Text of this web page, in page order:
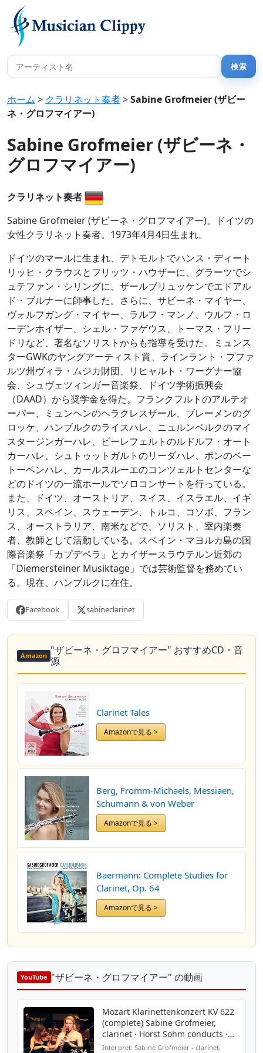
ホーム > クラリネット奏者>Sabine Grofmeier (ザビー
ネ・グロフマイアー)
Sabine Grofmeier (ザビーネ・
グロフマイアー)
クラリネット奏者
Sabine Grofmeier (ザビーネ・グロフマイアー)。ドイツの
女性クラリネット奏者。1973年4月4日生まれ。
ドイツのマールに生まれ、デトモルトでハンス・ディート
リッヒ・クラウスとフリッツ・ハウザーに、グラーツでシ
ュテファン・シリングに、ザールブリュッケンでエドアル
ド・ブルナーに師事した。さらに、サビーネ・マイヤー、
ヴォルフガング・マイヤー、ラルフ・マンノ、ウルフ・ロ
ーデンホイザー、シェル・ファゲウス、トーマス・フリー
ドリなど、著名なソリストからも指導を受けた。ミュンス
ターGWKのヤングアーティスト賞、ラインラント・プファ
ルツ州ヴィラ・ムジカ財団、リヒャルト・ワーグナー協
会、シュヴェツィンガー音楽祭、ドイツ学術振興会
（DAAD）から奨学金を得た。フランクフルトのアルテオ
ーパー、ミュンヘンのヘラクレスザール、ブレーメンのグ
ロッケ、ハンブルクのライスハレ、ニュルンベルクのマイ
スタージンガーハレ、ビーレフェルトのルドルフ・オート
カーハレ、シュトゥットガルトのリーダハレ、ボンのベー
トーベンハレ、カールスルーエのコンツェルトセンターな
どのドイツの一流ホールでソロコンサートを行っている。
また、ドイツ、オーストリア、スイス、イスラエル、イギ
リス、スペイン、スウェーデン、トルコ、コソボ、フラン
ス、オーストラリア、南米などで、ソリスト、室内楽奏
者、教師として活動している。スペイン・マヨルカ島の国
際音楽祭「カプデペラ」とカイザースラウテルン近郊の
「Diemersteiner Musiktage」では芸術監督を務めてい
る。現在、ハンブルクに在住。
Facebook sabineclarinet
Amazon "ザビーネ・グロフマイアー" おすすめCD・音
源
Clarinet Tales
Amazonで見る >
Berg, Fromm-Michaels, Messiaen,
Schumann & von Weber
Amazonで見る >
Baermann: Complete Studies for
Clarinet, Op. 64
Amazonで見る >
YouTube "ザビーネ・グロフマイアー" の動画
Mozart Klarinettenkonzert KV 622
(complete) Sabine Grofmeier,
clarinet · Horst Sohm conducts ·
Live
Interpret: Sabine Grofmeier - clarinet,